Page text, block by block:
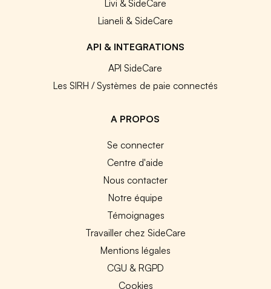
Livi & SideCare
Lianeli & SideCare
API & INTEGRATIONS
API SideCare
Les SIRH / Systèmes de paie connectés
A PROPOS
Se connecter
Centre d'aide
Nous contacter
Notre équipe
Témoignages
Travailler chez SideCare
Mentions légales
CGU & RGPD
Cookies